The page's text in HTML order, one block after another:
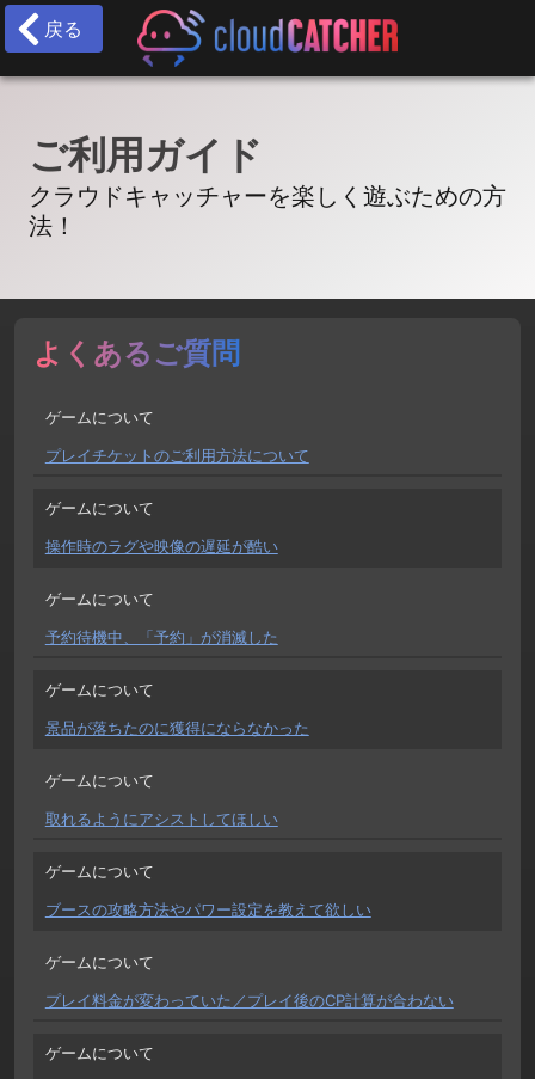
戻る
ご利用ガイド
クラウドキャッチャーを楽しく遊ぶための方
法！
よくあるご質問
ゲームについて
プレイチケットのご利用方法について
ゲームについて
操作時のラグや映像の遅延が酷い
ゲームについて
予約待機中、「予約」が消滅した
ゲームについて
景品が落ちたのに獲得にならなかった
ゲームについて
取れるようにアシストしてほしい
ゲームについて
ブースの攻略方法やパワー設定を教えて欲しい
ゲームについて
プレイ料金が変わっていた／プレイ後のCP計算が合わない
ゲームについて